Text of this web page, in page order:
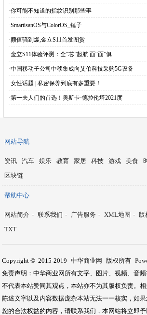
·你可能不知道的指纹识别那些事
·SmartisanOS与ColorOS_锤子
·颜值骚到爆,金立S11首发图赏
·金立S11体验评测：全“芯”起航 面“面”俱
·中国移动子公司中移集成向艾伯科技采购5G设备
·女性话题 | 私密保养到底有多重要！
·第一夫人们的首选！奥斯卡·德拉伦塔2021度
网站导航
资讯 汽车 娱乐 教育 家居 科技 游戏 美食
区块链
帮助中心
网站简介 - 联系我们 - 广告服务 - XML地图 - 版
TXT
Copyright © 2015-2019 中华商业网 版权所有
免责声明：中华商业网所有文字、图片、视频、音频
不代表本站赞同其观点，本站亦不为其版权负责。
陈述文字以及内容数据庞杂本站无法一一核实，如
您的合法权益的内容，请联系我们，本网站将立即予